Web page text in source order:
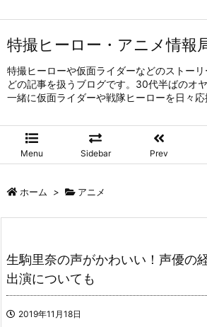
特撮ヒーロー・アニメ情報
特撮ヒーローや仮面ライダーなどのストー
どの記事を扱うブログです。30代半ばのオ
一緒に仮面ライダーや戦隊ヒーローを日々応
Menu Sidebar Prev
ホーム > アニメ
生駒里奈の声がかわいい！声優の
出演についても
2019年11月18日